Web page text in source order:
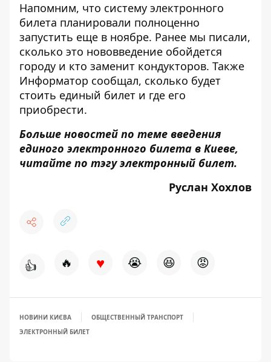
Напомним, что систему электронного
билета планировали полноценно
запустить еще в ноябре. Ранее мы писали,
сколько это нововведение обойдется
городу и кто заменит кондукторов. Также
Информатор сообщал, сколько будет
стоить единый билет и где его
приобрести.
Больше новостей по теме введения
единого электронного билета в Киеве,
читайте по тэгуэлектронный билет.
Руслан Хохлов
👍 🔥 ♥ 😭 😆 😡
НОВИНИ КИЄВА
ОБЩЕСТВЕННЫЙ ТРАНСПОРТ
ЭЛЕКТРОННЫЙ БИЛЕТ